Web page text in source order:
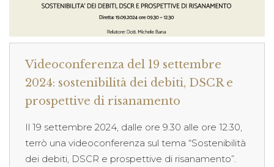
Videoconferenza del 19 settembre
2024: sostenibilità dei debiti, DSCR e
prospettive di risanamento
Il 19 settembre 2024, dalle ore 9.30 alle ore 12.30,
terrò una videoconferenza sul tema “Sostenibilità
dei debiti, DSCR e prospettive di risanamento”.